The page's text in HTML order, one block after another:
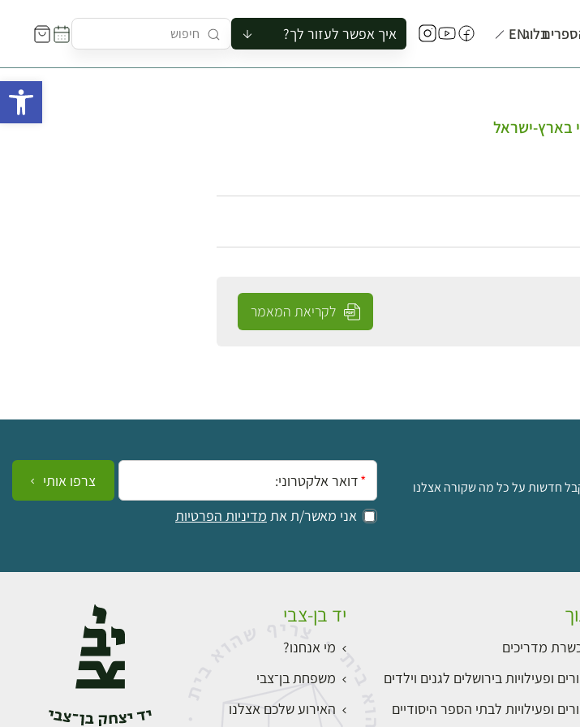
בלוגEN איך אפשר לעזור לך?
להזמין סיור לקבוצה
בארץ-ישראל
לקריאת המאמר
חדשות על כל מה שקורה אצלנו
אימייל:
אני מאשר/ת את מדיניות הפרטיות
צרפו אותי
מדריכים
ופעילויות בירושלים לגנים וילדים
ופעילויות לבתי הספר היסודיים
יד בן-צבי
מי אנחנו?
משפחת בן־צבי
האירוע שלכם אצלנו